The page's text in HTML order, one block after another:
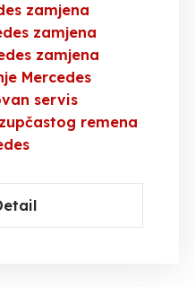
zamjena
zamjena
zamjena
Mercedes
servis
remena